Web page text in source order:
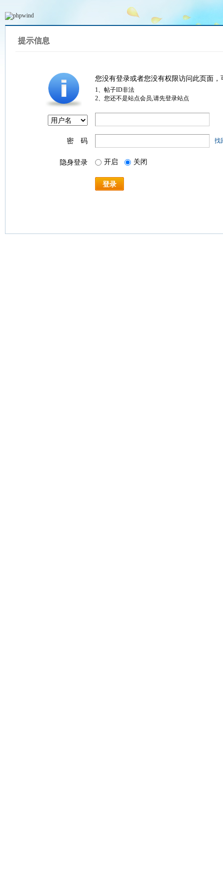
提示信息
您没有登录或者您没有权限访问此页面
1、帖子ID非法
2、您还不是站点会员,请先登录站点
密 码 找
隐身登录 开启 关闭
登录